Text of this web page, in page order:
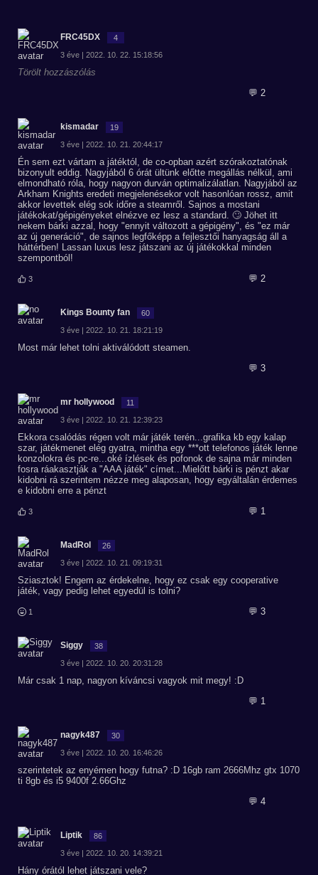
FRC45DX 4
3 éve | 2022. 10. 22. 15:18:56
Törölt hozzászólás
💬 2
kismadar 19
3 éve | 2022. 10. 21. 20:44:17
Én sem ezt vártam a játéktól, de co-opban azért szórakoztatónak
bizonyult eddig. Nagyjából 6 órát ültünk előtte megállás nélkül, ami
elmondható róla, hogy nagyon durván optimalizálatlan. Nagyjából az
Arkham Knights eredeti megjelenésekor volt hasonlóan rossz, amit
akkor levettek elég sok időre a steamről. Sajnos a mostani
játékokat/gépigényeket elnézve ez lesz a standard. 🙄 Jöhet itt
nekem bárki azzal, hogy "ennyit változott a gépigény", és "ez már
az új generáció", de sajnos legfőképp a fejlesztői hanyagság áll a
háttérben! Lassan luxus lesz játszani az új játékokkal minden
szempontból!
3 💬 2
Kings Bounty fan 60
3 éve | 2022. 10. 21. 18:21:19
Most már lehet tolni aktiválódott steamen.
💬 3
mr hollywood 11
3 éve | 2022. 10. 21. 12:39:23
Ekkora csalódás régen volt már játék terén...grafika kb egy kalap
szar, játékmenet elég gyatra, mintha egy ***ott telefonos játék lenne
konzolokra és pc-re...oké ízlések és pofonok de sajna már minden
fosra ráakasztják a "AAA játék" címet...Mielőtt bárki is pénzt akar
kidobni rá szerintem nézze meg alaposan, hogy egyáltalán érdemes
e kidobni erre a pénzt
3 💬 1
MadRol 26
3 éve | 2022. 10. 21. 09:19:31
Sziasztok! Engem az érdekelne, hogy ez csak egy cooperative
játék, vagy pedig lehet egyedül is tolni?
1 💬 3
Siggy 38
3 éve | 2022. 10. 20. 20:31:28
Már csak 1 nap, nagyon kíváncsi vagyok mit megy! :D
💬 1
nagyk487 30
3 éve | 2022. 10. 20. 16:46:26
szerintetek az enyémen hogy futna? :D 16gb ram 2666Mhz gtx 1070
ti 8gb és i5 9400f 2.66Ghz
💬 4
Liptik 86
3 éve | 2022. 10. 20. 14:39:21
Hány órától lehet játszani vele?